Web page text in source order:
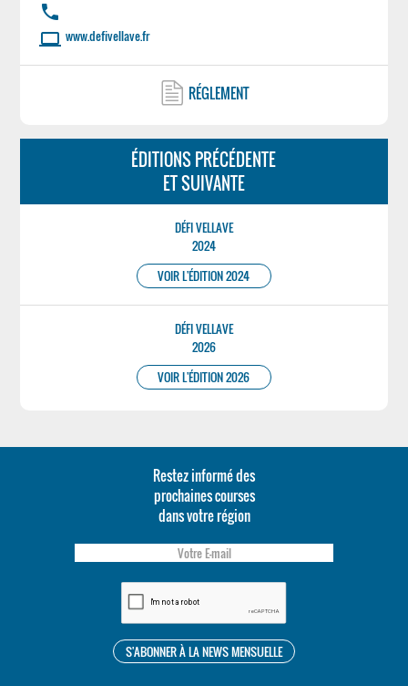
phone
laptop www.defivellave.fr
RÉGLEMENT
ÉDITIONS PRÉCÉDENTE
ET SUIVANTE
DÉFI VELLAVE
2024
VOIR L'ÉDITION 2024
DÉFI VELLAVE
2026
VOIR L'ÉDITION 2026
Restez informé des
prochaines courses
dans votre région